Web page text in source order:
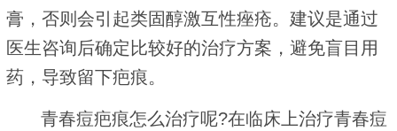
膏，否则会引起类固醇激互性痤疮。建议是通过
医生咨询后确定比较好的治疗方案，避免盲目用
药，导致留下疤痕。
青春痘疤痕怎么治疗呢?在临床上治疗青春痘